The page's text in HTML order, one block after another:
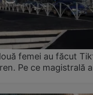
femei au făcut
Pe ce magistrală